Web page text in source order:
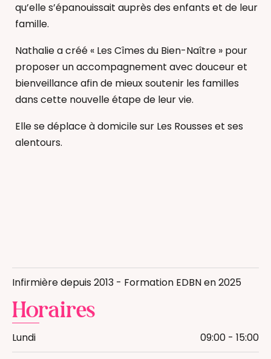
qu’elle s’épanouissait auprès des enfants et de leur
famille.
Nathalie a créé « Les Cîmes du Bien-Naître » pour
proposer un accompagnement avec douceur et
bienveillance afin de mieux soutenir les familles
dans cette nouvelle étape de leur vie.
Elle se déplace à domicile sur Les Rousses et ses
alentours.
Bain Enveloppé
Massage bébé
Infirmière
Infirmière depuis 2013 - Formation EDBN en 2025
Horaires
Lundi 09:00 - 15:00